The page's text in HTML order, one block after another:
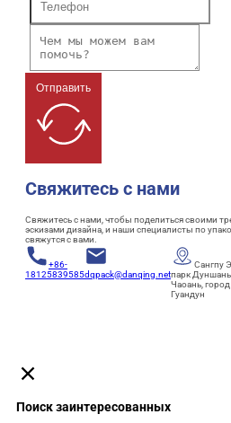
Отправить
Свяжитесь с нами
Свяжитесь с нами, чтобы поделиться своими
эскизами дизайна, и наши специалисты по
свяжутся с вами.
+86-
18125839585dqpack@danqing.net
Сангпу
парк
Чаоань,
Гуандун
Поиск заинтересованных